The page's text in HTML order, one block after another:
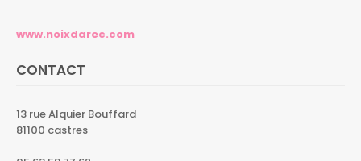
www.noixdarec.com
CONTACT
13 rue Alquier Bouffard
81100 castres